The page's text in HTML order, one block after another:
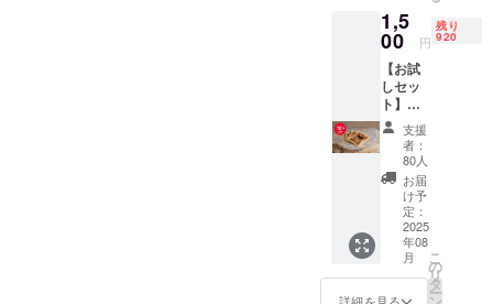
原材
料：
コー
ヒー豆
●生豆生
産国：
ネパー
ル ●保
存方
法：高
温多湿
を避
け、涼
しい場
所で保
・木製
ソー
サー ：
直径
12cm×
厚み
1cm ●
内容：
ドリッ
プバッ
グコー
ヒー
（10g×
10袋）●
名称：
役立て
られま
す。 ●
内容：
コー
ヒー豆
（また
は粉）
200g ●
名称：
レギュ
ラー
コー
ヒー
（豆ま
ド特有
の豊か
な香り
と上品
な味わ
いを、
どこで
も手軽
にお楽
しみい
ただけ
ます。
売上の
一部は
ネパー
ルの子
格
70,000
円相当
→ 特別
価格
50,000
円（送
料込）
希少な
ネパー
ル産ス
ペシャ
ルティ
コー
ヒーが
毎月届
く特別
1,5
00 円
残り
920
【お試
しセッ
ト】ド
リップ
バッグ
コー
ヒー3袋
＋1,000
円クー
ポン付
通常価
格1,700
円相当
→ 特別
支援
者：
80人
お届
け予
定：
2025
年08
月
こ
の
リ
タ
ー